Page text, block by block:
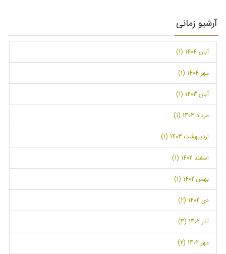
آرشیو زمانی
آبان 1404 (1)
مهر 1404 (1)
آبان 1403 (1)
مرداد 1403 (1)
اردیبهشت 1403 (1)
اسفند 1402 (1)
بهمن 1402 (1)
دی 1402 (2)
آذر 1402 (4)
مهر 1402 (2)